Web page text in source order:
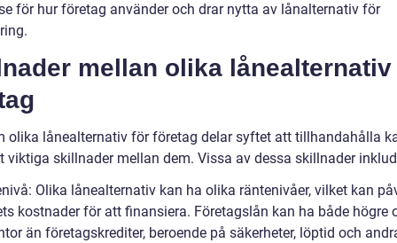
för hur företag använder och drar nytta av lånalternativ för
mellan olika
olika lånealternativ för företag delar syftet att tillhandahålla
viktiga skillnader mellan dem. Vissa av dessa skillnader
Olika lånealternativ kan ha olika räntenivåer, vilket kan
kostnader för att finansiera. Företagslån kan ha både högre
än företagskrediter, beroende på säkerheter, löptid och